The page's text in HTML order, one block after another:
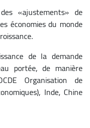
«ajustements» de
économies du monde
de la demande
portée, de manière
Organisation de
Inde, Chine